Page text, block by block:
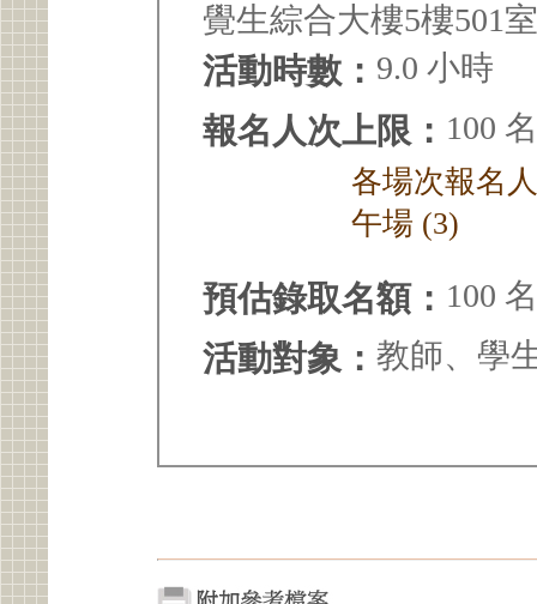
覺生綜合大樓5樓501室
活動時數： 9.0 小時
報名人次上限： 100 名
各場次報名
午場 (3)
預估錄取名額： 100 名
活動對象： 教師、學